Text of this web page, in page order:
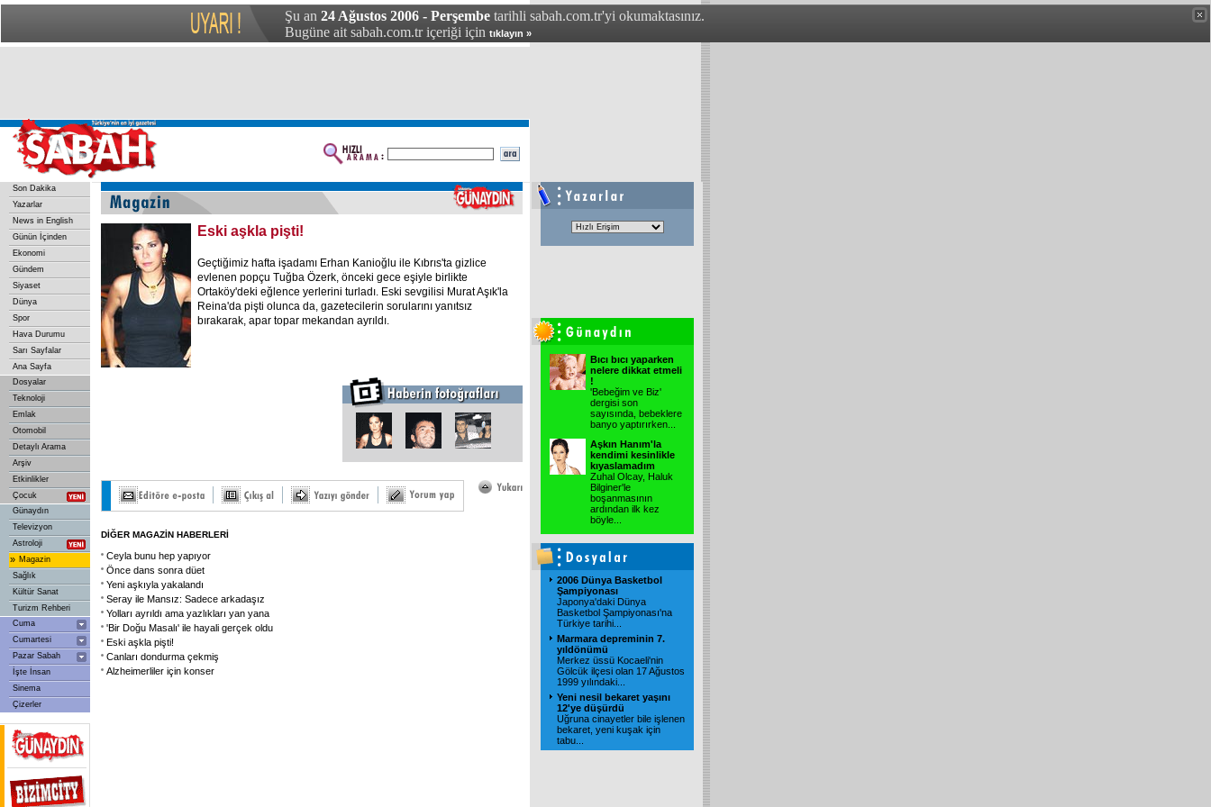
Şu an 24 Ağustos 2006 - Perşembe tarihli sabah.com.tr'yi okumaktasınız.
Bugüne ait sabah.com.tr içeriği için tıklayın »
Son Dakika
Yazarlar
News in English
Günün İçinden
Ekonomi
Gündem
Siyaset
Dünya
Spor
Hava Durumu
Sarı Sayfalar
Ana Sayfa
Dosyalar
Teknoloji
Emlak
Otomobil
Detaylı Arama
Arşiv
Etkinlikler
Çocuk
Günaydın
Televizyon
Astroloji
» Magazin
Sağlık
Kültür Sanat
Turizm Rehberi
Cuma
Cumartesi
Pazar Sabah
İşte İnsan
Sinema
Çizerler
Eski aşkla pişti!
Geçtiğimiz hafta işadamı Erhan Kanioğlu ile Kıbrıs'ta gizlice
evlenen popçu Tuğba Özerk, önceki gece eşiyle birlikte
Ortaköy'deki eğlence yerlerini turladı. Eski sevgilisi Murat Aşık'la
Reina'da pişti olunca da, gazetecilerin sorularını yanıtsız
bırakarak, apar topar mekandan ayrıldı.
DİĞER MAGAZİN HABERLERİ
Ceyla bunu hep yapıyor
Önce dans sonra düet
Yeni aşkıyla yakalandı
Seray ile Mansız: Sadece arkadaşız
Yolları ayrıldı ama yazlıkları yan yana
'Bir Doğu Masalı' ile hayali gerçek oldu
Eski aşkla pişti!
Canları dondurma çekmiş
Alzheimerliler için konser
Bıcı bıcı yaparken
nelere dikkat etmeli
!
'Bebeğim ve Biz'
dergisi son
sayısında, bebeklere
banyo yaptırırken
Aşkın Hanım'la
kendimi kesinlikle
kıyaslamadım
Zuhal Olcay, Haluk
Bilginer'le
boşanmasının
ardından ilk kez
böyle
2006 Dünya Basketbol
Şampiyonası
Japonya'daki Dünya
Basketbol Şampiyonası'na
Türkiye tarihi
Marmara depreminin 7.
yıldönümü
Merkez üssü Kocaeli'nin
Gölcük ilçesi olan 17 Ağustos
1999 yılındaki
Yeni nesil bekaret yaşını
12'ye düşürdü
Uğruna cinayetler bile işlenen
bekaret, yeni kuşak için
tabu